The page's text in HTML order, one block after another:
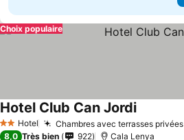
Choix populaire
2 Étoiles
Hotel Chambres avec terrasses privées
Hotel Club Can Jordi
8,0 Très bien 922 Cala Lenya